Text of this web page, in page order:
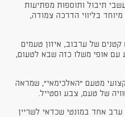
תיבול ותוספות מפתיעות
בליווי הדרכה צמודה,
של ערבוב, איזון טעמים
עם אופי משלו כזה שבא לטעום,
מטעם "האלכימאי", שמראה
של טעם, צבע וסטייל.
אחד במונטי שכדאי לשריין